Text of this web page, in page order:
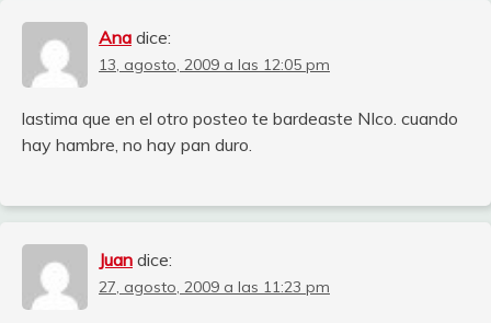
Ana dice:
13, agosto, 2009 a las 12:05 pm
lastima que en el otro posteo te bardeaste NIco. cuando
hay hambre, no hay pan duro.
Juan dice:
27, agosto, 2009 a las 11:23 pm